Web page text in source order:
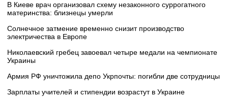
В Киеве врач организовал схему незаконного суррогатного
материнства: близнецы умерли
Солнечное затмение временно снизит производство
электричества в Европе
Николаевский гребец завоевал четыре медали на чемпионате
Украины
Армия РФ уничтожила депо Укрпочты: погибли две сотрудницы
Зарплаты учителей и стипендии возрастут в Украине